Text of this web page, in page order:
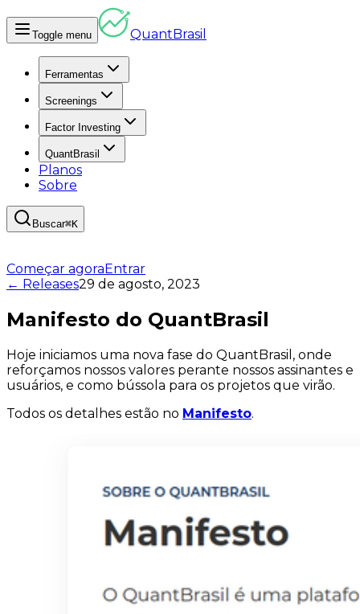
Toggle menu QuantBrasil
Ferramentas
Screenings
Factor Investing
QuantBrasil
Planos
Sobre
Buscar⌘K
Começar agoraEntrar
← Releases29 de agosto, 2023
Manifesto do QuantBrasil
Hoje iniciamos uma nova fase do QuantBrasil, onde
reforçamos nossos valores perante nossos assinantes e
usuários, e como bússola para os projetos que virão.
Todos os detalhes estão no Manifesto.